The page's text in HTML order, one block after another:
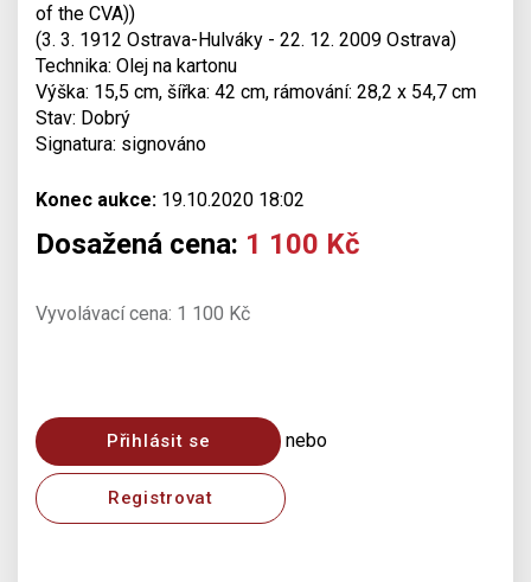
of the CVA))
(3. 3. 1912 Ostrava-Hulváky - 22. 12. 2009 Ostrava)
Technika: Olej na kartonu
Výška: 15,5 cm, šířka: 42 cm, rámování: 28,2 x 54,7 cm
Stav: Dobrý
Signatura: signováno
Konec aukce: 19.10.2020 18:02
Dosažená cena: 1 100 Kč
Vyvolávací cena: 1 100 Kč
Přihlásit se nebo
Registrovat